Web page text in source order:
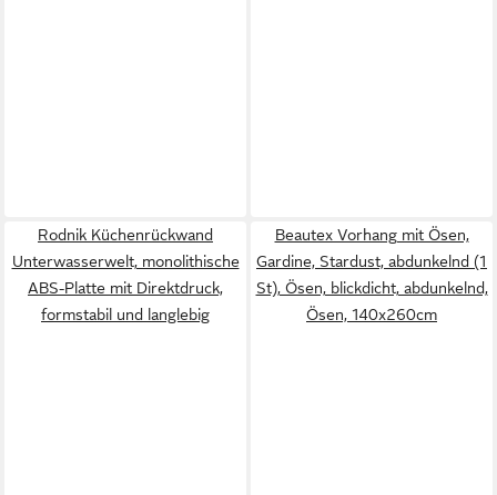
Rodnik Küchenrückwand
Unterwasserwelt, monolithische
ABS-Platte mit Direktdruck,
formstabil und langlebig
Beautex Vorhang mit Ösen,
Gardine, Stardust, abdunkelnd (1
St), Ösen, blickdicht, abdunkelnd,
Ösen, 140x260cm